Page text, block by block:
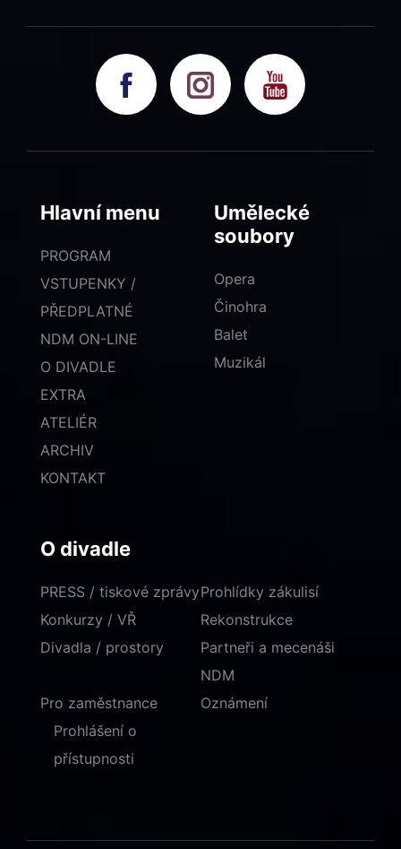
Hlavní menu
PROGRAM
VSTUPENKY /
PŘEDPLATNÉ
NDM ON-LINE
O DIVADLE
EXTRA
ATELIÉR
ARCHIV
KONTAKT
Umělecké
soubory
Opera
Činohra
Balet
Muzikál
O divadle
PRESS / tiskové zprávy
Konkurzy / VŘ
Divadla / prostory
Prohlídky zákulisí
Rekonstrukce
Partneři a mecenáši
NDM
Pro zaměstnance
Oznámení
Prohlášení o
přístupnosti